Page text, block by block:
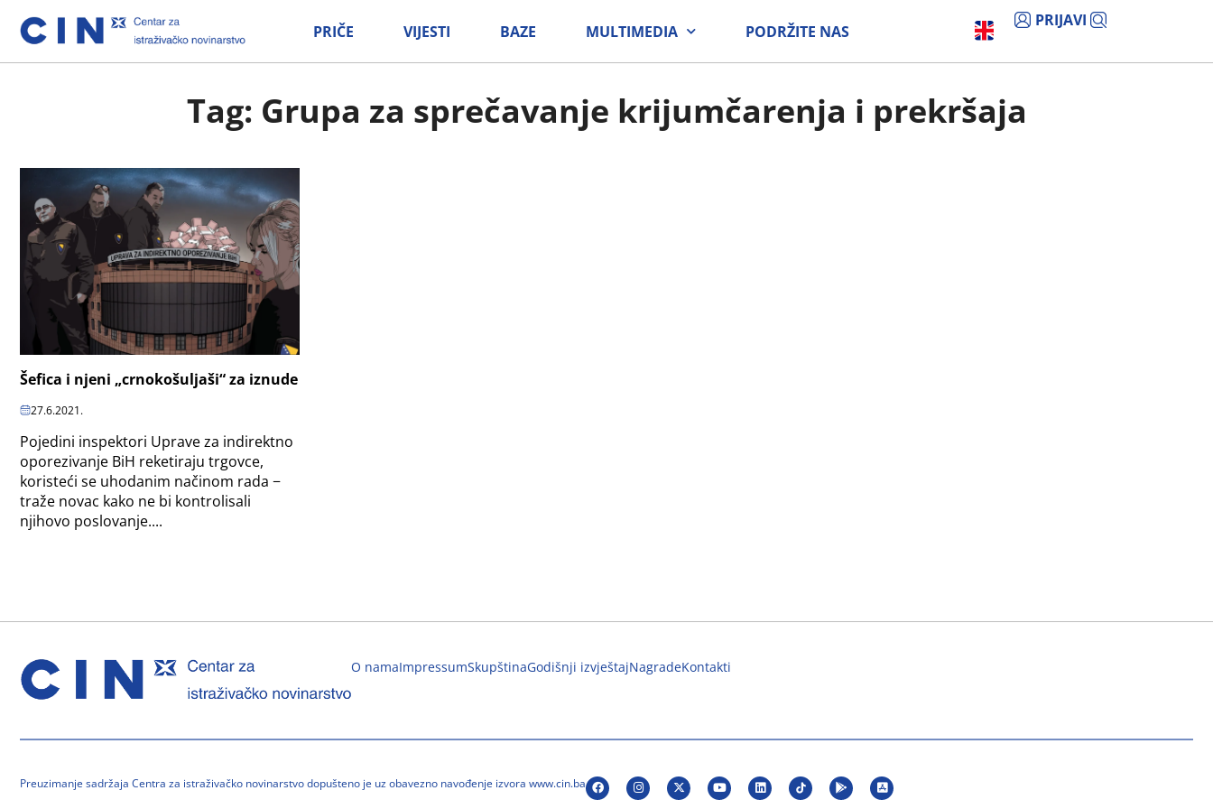
PRIČE VIJESTI BAZE MULTIMEDIA PODRŽITE NAS
PRIJAVI
Tag: Grupa za sprečavanje krijumčarenja i prekršaja
Šefica i njeni „crnokošuljaši“ za iznude
27.6.2021.
Pojedini inspektori Uprave za indirektno
oporezivanje BiH reketiraju trgovce,
koristeći se uhodanim načinom rada −
traže novac kako ne bi kontrolisali
njihovo poslovanje....
O namaImpressumSkupštinaGodišnji izvještajNagradeKontakti
Preuzimanje sadržaja Centra za istraživačko novinarstvo dopušteno je uz obavezno navođenje izvora www.cin.ba